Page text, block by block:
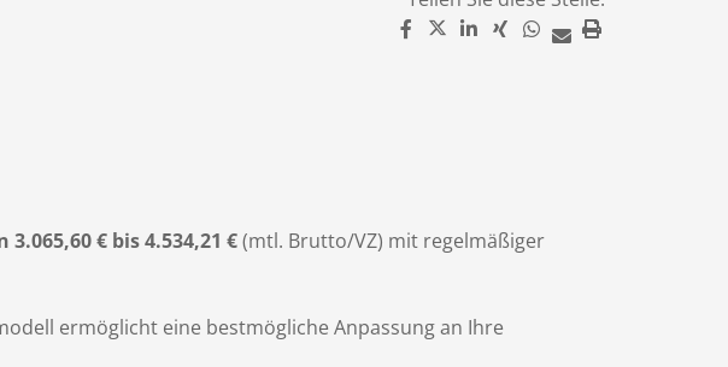
3.065,60 € bis 4.534,21 €(mtl. Brutto/VZ) mit regelmäßiger
ermöglicht eine bestmögliche Anpassung an Ihre